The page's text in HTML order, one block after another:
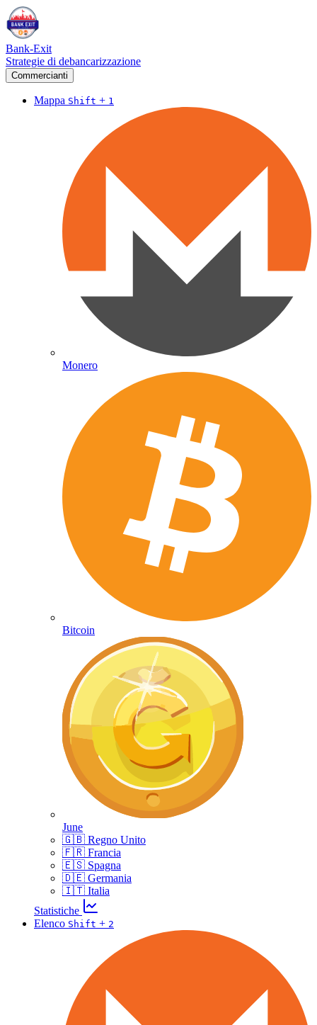
Bank-Exit
Strategie di debancarizzazione
Commercianti
Mappa Shift + 1
Monero
Bitcoin
June
🇬🇧 Regno Unito
🇫🇷 Francia
🇪🇸 Spagna
🇩🇪 Germania
🇮🇹 Italia
Statistiche
Elenco Shift + 2